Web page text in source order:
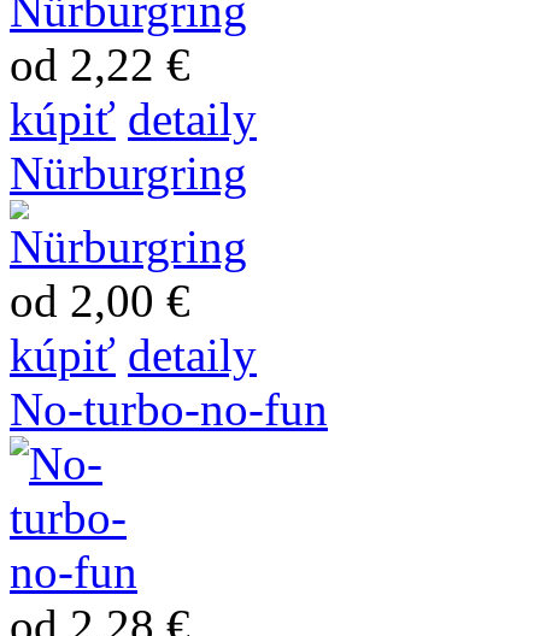
od 2,22 €
kúpiť detaily
Nürburgring
od 2,00 €
kúpiť detaily
No-turbo-no-fun
od 2,28 €